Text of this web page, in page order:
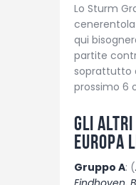
Lo Sturm
qui
partite
soprattutto
prossimo 6
Gli altri
Europa
Gruppo A: (